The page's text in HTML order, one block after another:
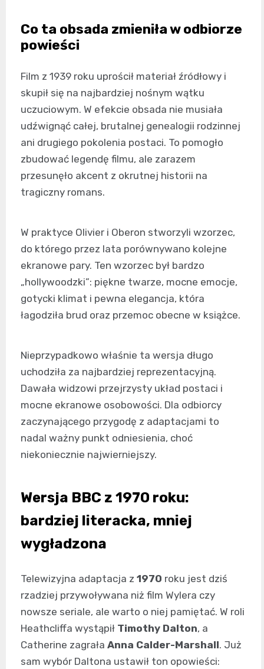
Co ta obsada zmieniła w odbiorze
powieści
Film z 1939 roku uprościł materiał źródłowy i
skupił się na najbardziej nośnym wątku
uczuciowym. W efekcie obsada nie musiała
udźwignąć całej, brutalnej genealogii rodzinnej
ani drugiego pokolenia postaci. To pomogło
zbudować legendę filmu, ale zarazem
przesunęło akcent z okrutnej historii na
tragiczny romans.
W praktyce Olivier i Oberon stworzyli wzorzec,
do którego przez lata porównywano kolejne
ekranowe pary. Ten wzorzec był bardzo
„hollywoodzki”: piękne twarze, mocne emocje,
gotycki klimat i pewna elegancja, która
łagodziła brud oraz przemoc obecne w książce.
Nieprzypadkowo właśnie ta wersja długo
uchodziła za najbardziej reprezentacyjną.
Dawała widzowi przejrzysty układ postaci i
mocne ekranowe osobowości. Dla odbiorcy
zaczynającego przygodę z adaptacjami to
nadal ważny punkt odniesienia, choć
niekoniecznie najwierniejszy.
Wersja BBC z 1970 roku:
bardziej literacka, mniej
wygładzona
Telewizyjna adaptacja z 1970 roku jest dziś
rzadziej przywoływana niż film Wylera czy
nowsze seriale, ale warto o niej pamiętać. W roli
Heathcliffa wystąpił Timothy Dalton, a
Catherine zagrała Anna Calder-Marshall. Już
sam wybór Daltona ustawił ton opowieści: